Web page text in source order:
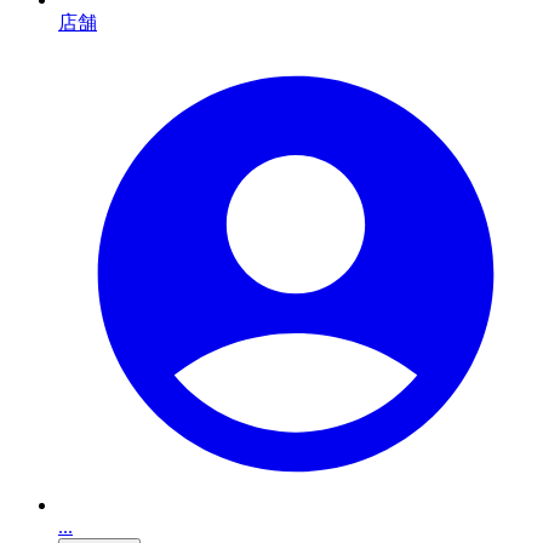
店舗
...